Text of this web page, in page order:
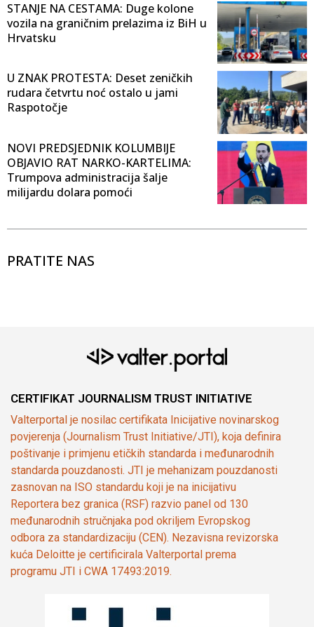
STANJE NA CESTAMA: Duge kolone
vozila na graničnim prelazima iz BiH u
Hrvatsku
U ZNAK PROTESTA: Deset zeničkih
rudara četvrtu noć ostalo u jami
Raspotočje
NOVI PREDSJEDNIK KOLUMBIJE
OBJAVIO RAT NARKO-KARTELIMA:
Trumpova administracija šalje
milijardu dolara pomoći
PRATITE NAS
CERTIFIKAT JOURNALISM TRUST INITIATIVE
Valterportal je nosilac certifikata Inicijative novinarskog
povjerenja (Journalism Trust Initiative/JTI), koja definira
poštivanje i primjenu etičkih standarda i međunarodnih
standarda pouzdanosti. JTI je mehanizam pouzdanosti
zasnovan na ISO standardu koji je na inicijativu
Reportera bez granica (RSF) razvio panel od 130
međunarodnih stručnjaka pod okriljem Evropskog
odbora za standardizaciju (CEN). Nezavisna revizorska
kuća Deloitte je certificirala Valterportal prema
programu JTI i CWA 17493:2019.